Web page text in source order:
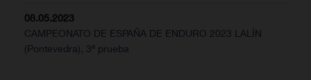
08.05.2023
CAMPEONATO DE ESPAÑA DE ENDURO 2023 LALÍN
(Pontevedra), 3ª prueba